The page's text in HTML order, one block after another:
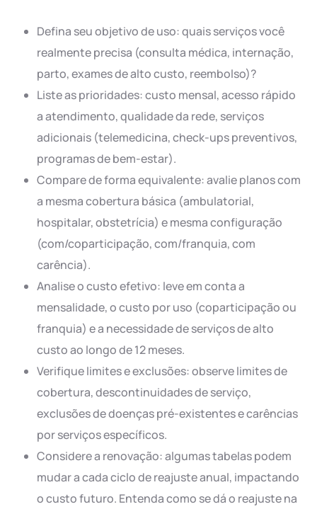
Defina seu objetivo de uso: quais serviços você
realmente precisa (consulta médica, internação,
parto, exames de alto custo, reembolso)?
Liste as prioridades: custo mensal, acesso rápido
a atendimento, qualidade da rede, serviços
adicionais (telemedicina, check-ups preventivos,
programas de bem-estar).
Compare de forma equivalente: avalie planos com
a mesma cobertura básica (ambulatorial,
hospitalar, obstetrícia) e mesma configuração
(com/coparticipação, com/franquia, com
carência).
Analise o custo efetivo: leve em conta a
mensalidade, o custo por uso (coparticipação ou
franquia) e a necessidade de serviços de alto
custo ao longo de 12 meses.
Verifique limites e exclusões: observe limites de
cobertura, descontinuidades de serviço,
exclusões de doenças pré-existentes e carências
por serviços específicos.
Considere a renovação: algumas tabelas podem
mudar a cada ciclo de reajuste anual, impactando
o custo futuro. Entenda como se dá o reajuste na